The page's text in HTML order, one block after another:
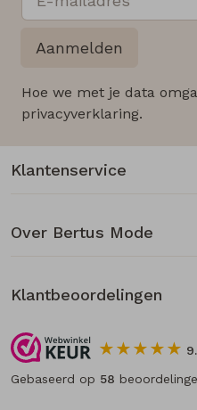
Aanmelden
Hoe we met je data
privacyverklaring.
Klantenservice
Over Bertus Mode
Klantbeoordelingen
Gebaseerd op 58